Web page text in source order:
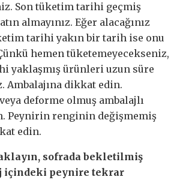
Son tüketim tarihi geçmiş
almayınız. Eğer alacağınız
tarihi yakın bir tarih ise onu
hemen tüketemeyecekseniz,
yaklaşmış ürünleri uzun süre
Ambalajına dikkat edin.
deforme olmuş ambalajlı
Peynirin renginin değişmemiş
edin.
sofrada bekletilmiş
içindeki peynire tekrar